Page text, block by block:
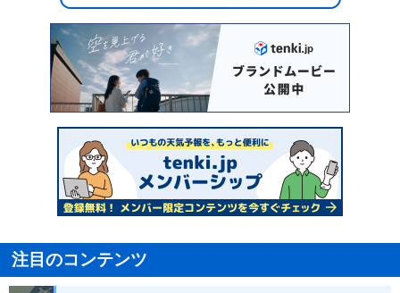
注目のコンテンツ